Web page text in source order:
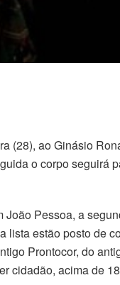
(28), ao Ginásio
o corpo seguirá
Pessoa, a
estão posto de
Prontocor, do
cidadão, acima de